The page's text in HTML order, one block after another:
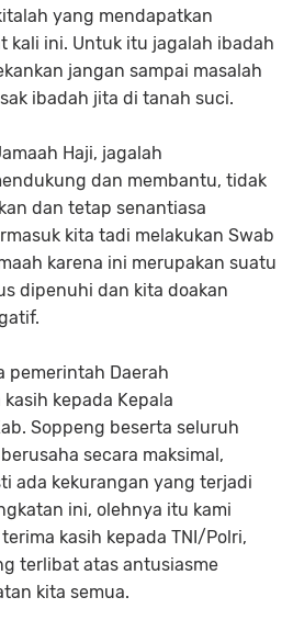
yang mendapatkan
kali ini. Untuk itu jagalah ibadah
jangan sampai masalah
ibadah jita di tanah suci.
Haji, jagalah
dan membantu, tidak
dan tetap senantiasa
kita tadi melakukan Swab
karena ini merupakan suatu
dipenuhi dan kita doakan
pemerintah Daerah
kepada Kepala
Soppeng beserta seluruh
secara maksimal,
ada kekurangan yang terjadi
ini, olehnya itu kami
kasih kepada TNI/Polri,
terlibat atas antusiasme
kita semua.